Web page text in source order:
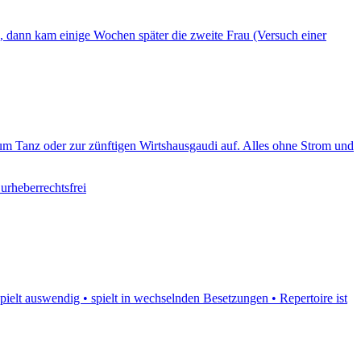
kam einige Wochen später die zweite Frau (Versuch einer
Tanz oder zur zünftigen Wirtshausgaudi auf. Alles ohne Strom und
auswendig • spielt in wechselnden Besetzungen • Repertoire ist